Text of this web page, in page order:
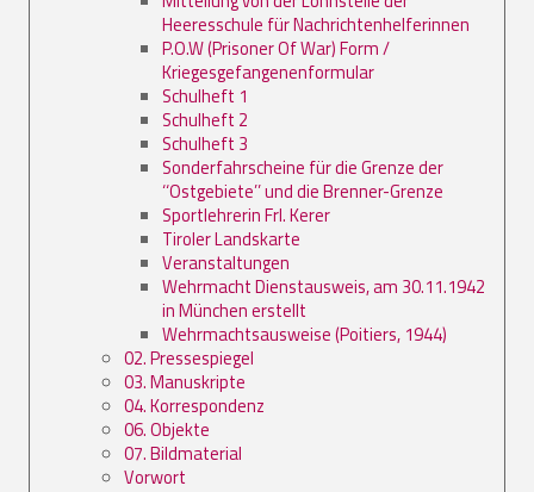
Heeresschule für Nachrichtenhelferinnen
P.O.W (Prisoner Of War) Form /
Kriegesgefangenenformular
Schulheft 1
Schulheft 2
Schulheft 3
Sonderfahrscheine für die Grenze der
‘‘Ostgebiete’’ und die Brenner-Grenze
Sportlehrerin Frl. Kerer
Tiroler Landskarte
Veranstaltungen
Wehrmacht Dienstausweis, am 30.11.1942
in München erstellt
Wehrmachtsausweise (Poitiers, 1944)
02. Pressespiegel
03. Manuskripte
04. Korrespondenz
06. Objekte
07. Bildmaterial
Vorwort